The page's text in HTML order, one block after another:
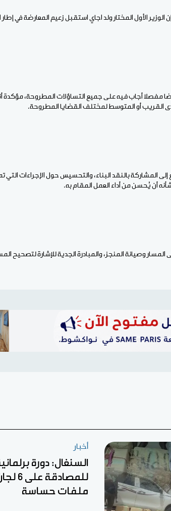
الوزير الأول المختار ولد اجاي استقبل زعيم المعارضة في
عرضا مفصلا أجاب فيه على جميع التساؤلات المطروحة،
القريب أو المتوسط لمختلف القضايا المطروحة.
إلى المشاركة بالنقد البناء، والتحسيس حول الإجراءات
أن يُحسن من أداء العمل المقام به.
وصيانة المنجز، والمبادرة الجدية للإشارة لتصحيح
أخبار
السنغال: دورة
ملفات حساسة